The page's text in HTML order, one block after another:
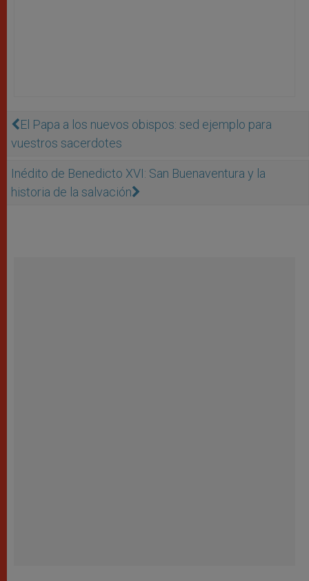
El Papa a los nuevos obispos: sed ejemplo para
vuestros sacerdotes
Inédito de Benedicto XVI: San Buenaventura y la
historia de la salvación